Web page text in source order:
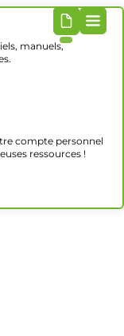
manuels,
compte personnel
ressources !
(20.4~28.8Vcc)